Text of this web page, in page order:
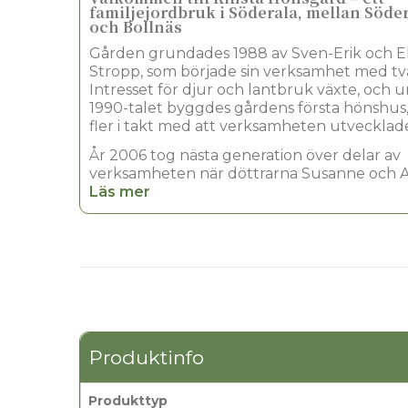
familjejordbruk i Söderala, mellan
och Bollnäs
Gården grundades 1988 av Sven-Erik och
Stropp, som började sin verksamhet med
Intresset för djur och lantbruk växte, och
1990-talet byggdes gårdens första
fler i takt med att verksamheten
År 2006 tog nästa generation över delar av
verksamheten när döttrarna Susanne och
vid och drev gården vidare. Idag är Kinsta
en etablerad äggproducent med omkring
men många säljs också lokalt direkt till
restauranger och privatpersoner som vill
närproducerat med tydligt ursprung.
Kinsta Hönsgård är idag ett levande
Läs mer
Produktinfo
Produkttyp